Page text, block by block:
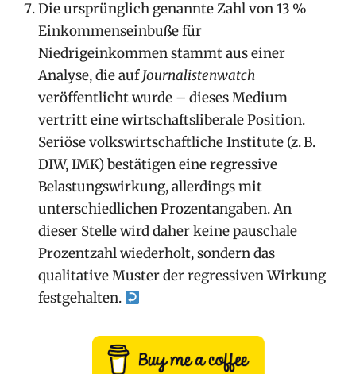
Die ursprünglich genannte Zahl von 13 %
Einkommenseinbuße für
Niedrigeinkommen stammt aus einer
Analyse, die aufJournalistenwatch
veröffentlicht wurde – dieses Medium
vertritt eine wirtschaftsliberale Position.
Seriöse volkswirtschaftliche Institute (z. B.
DIW, IMK) bestätigen eine regressive
Belastungswirkung, allerdings mit
unterschiedlichen Prozentangaben. An
dieser Stelle wird daher keine pauschale
Prozentzahl wiederholt, sondern das
qualitative Muster der regressiven Wirkung
festgehalten.